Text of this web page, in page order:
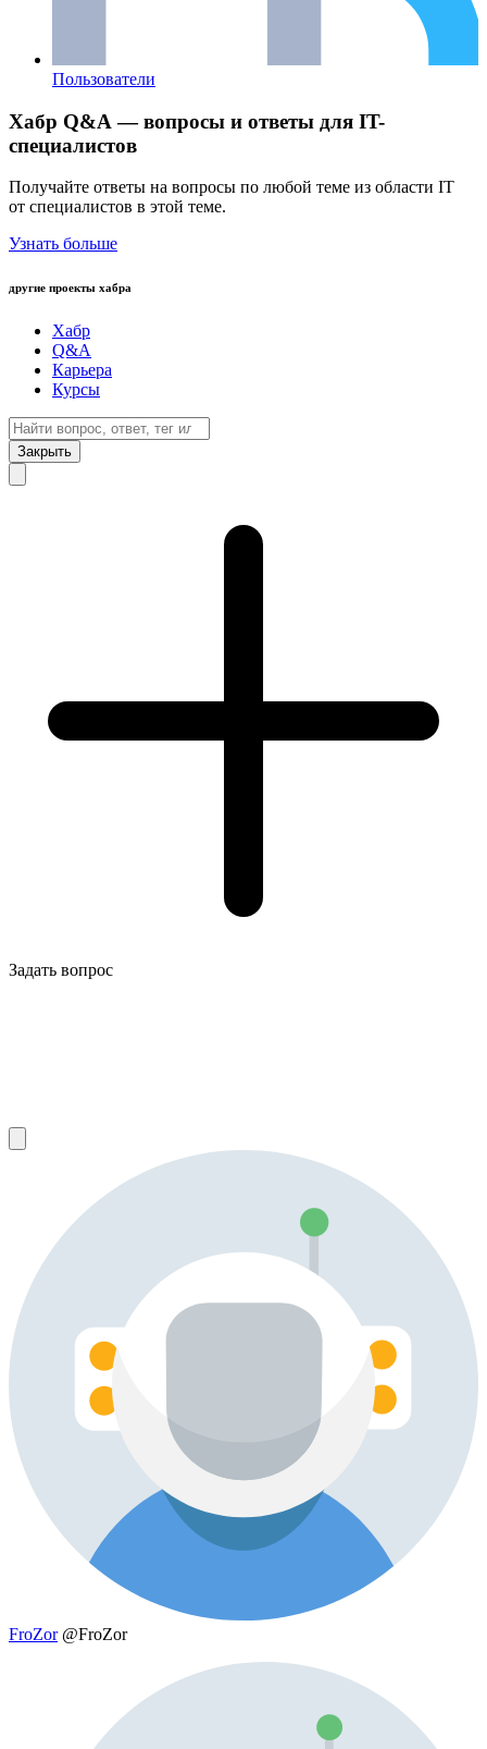
Пользователи
Хабр Q&A — вопросы и ответы для IT-
специалистов
Получайте ответы на вопросы по любой теме из области IT
от специалистов в этой теме.
Узнать больше
другие проекты хабра
Хабр
Q&A
Карьера
Курсы
Закрыть
Задать вопрос
FroZor @FroZor